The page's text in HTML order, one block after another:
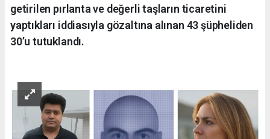
getirilen pırlanta ve değerli taşların ticaretini
yaptıkları iddiasıyla gözaltına alınan 43 şüpheliden
30’u tutuklandı.